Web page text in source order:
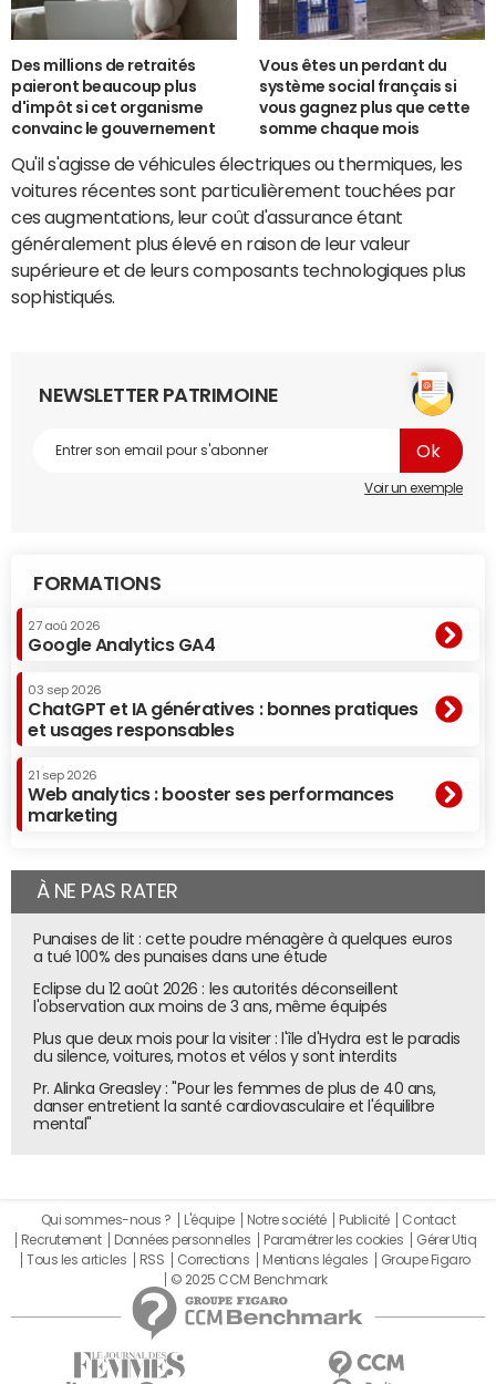
Des millions de retraités
paieront beaucoup plus
d'impôt si cet organisme
convainc le gouvernement
Vous êtes un perdant du
système social français si
vous gagnez plus que cette
somme chaque mois
Qu'il s'agisse de véhicules électriques ou thermiques, les
voitures récentes sont particulièrement touchées par
ces augmentations, leur coût d'assurance étant
généralement plus élevé en raison de leur valeur
supérieure et de leurs composants technologiques plus
sophistiqués.
NEWSLETTER PATRIMOINE
Voir un exemple
FORMATIONS
27 aoû 2026
Google Analytics GA4
03 sep 2026
ChatGPT et IA génératives : bonnes pratiques
et usages responsables
21 sep 2026
Web analytics : booster ses performances
marketing
À NE PAS RATER
Punaises de lit : cette poudre ménagère à quelques euros
a tué 100% des punaises dans une étude
Eclipse du 12 août 2026 : les autorités déconseillent
l'observation aux moins de 3 ans, même équipés
Plus que deux mois pour la visiter : l'île d'Hydra est le paradis
du silence, voitures, motos et vélos y sont interdits
Pr. Alinka Greasley : "Pour les femmes de plus de 40 ans,
danser entretient la santé cardiovasculaire et l'équilibre
mental"
Qui sommes-nous ? L'équipe Notre société Publicité
Contact
Recrutement
Données personnelles Paramétrer les cookies
Gérer Utiq
Tous les articles
RSS Corrections Mentions légales
Groupe Figaro
© 2025 CCM Benchmark